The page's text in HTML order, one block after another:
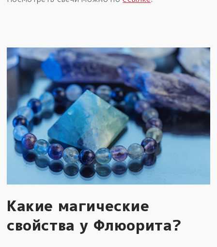
Какие магические
свойства у Флюорита?